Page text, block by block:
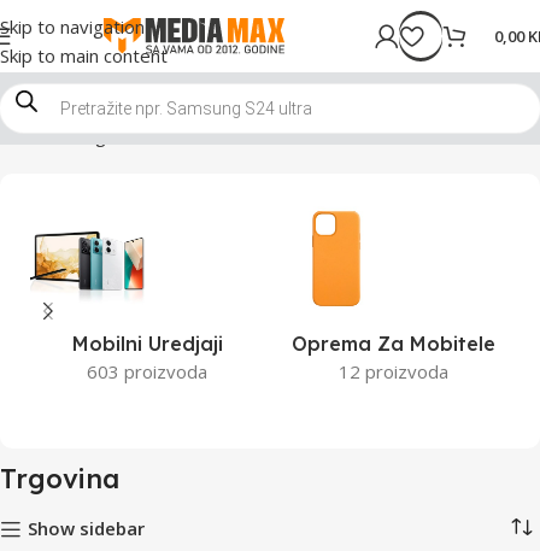
Skip to navigation
Skip to main content
0,00
Početna Trgovina Stranica 8
Mobilni Uredjaji
603 proizvoda
Oprema Za Mobitele
12 proizvoda
Trgovina
Show sidebar